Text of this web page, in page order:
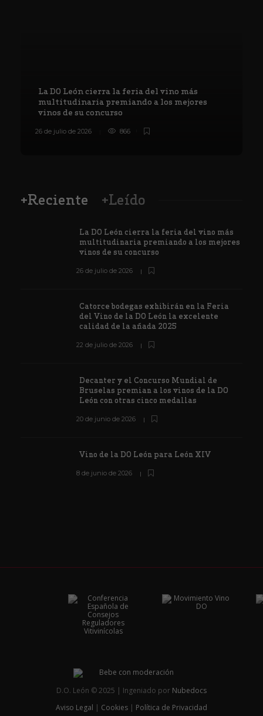
La DO León cierra la feria del vino más
multitudinaria premiando a los mejores
vinos de su concurso
26 de julio de 2026 866
+Reciente +Leído
La DO León cierra la feria del vino más
multitudinaria premiando a los mejores
vinos de su concurso
26 de julio de 2026
Catorce bodegas exhibirán en la Feria
del Vino de la DO León la excelente
calidad de la añada 2025
22 de julio de 2026
Decanter y el Concurso Mundial de
Bruselas premian a los vinos de la DO
León con otras cinco medallas
20 de junio de 2026
Vino de la DO León para León XIV
8 de junio de 2026
D.O. León © 2025 | Ingeniado por Nubedocs
Aviso Legal | Cookies | Política de Privacidad